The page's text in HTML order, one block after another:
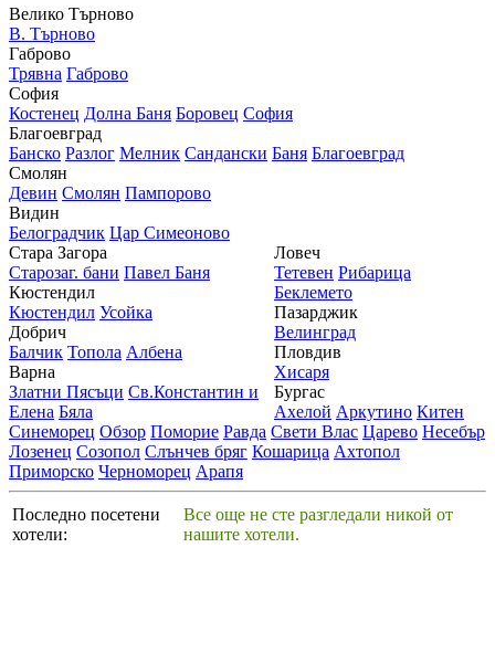
Велико Търново
В. Търново
Габрово
Трявна Габрово
София
Костенец Долна Баня Боровец София
Благоевград
Банско Разлог Мелник Сандански Баня Благоевград
Смолян
Девин Смолян Пампорово
Видин
Белоградчик Цар Симеоново
Стара Загора
Старозаг. бани Павел Баня
Кюстендил
Кюстендил Усойка
Добрич
Балчик Топола Албена
Варна
Златни Пясъци Св.Константин и
Елена Бяла
Ловеч
Тетевен Рибарица
Беклемето
Пазарджик
Велинград
Пловдив
Хисаря
Бургас
Ахелой Аркутино Китен
Синеморец Обзор Поморие Равда Свети Влас Царево Несебър
Лозенец Созопол Слънчев бряг Кошарица Ахтопол
Приморско Черноморец Арапя
Последно посетени
хотели:
Все още не сте разгледали никой от
нашите хотели.